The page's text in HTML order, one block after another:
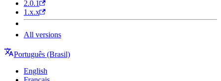
2.0.1
1.x.x
All versions
Português (Brasil)
English